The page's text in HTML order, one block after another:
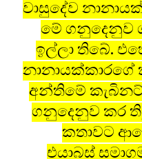
වාසුදේව
මේ ගනුදෙනුව
ඉල්ලා තිබේ.
අන්තිමේ
ගනුදෙනුව කර
කතාවට
එයාබස්